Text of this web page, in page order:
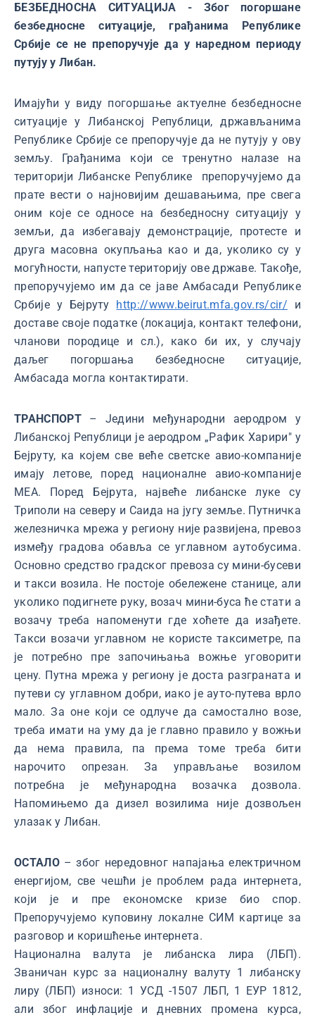
БЕЗБЕДНОСНА СИТУАЦИЈА - Због погоршане
безбедносне ситуације, грађанима Републике
Србије се не препоручује да у наредном периоду
путују у Либан.
Имајући у виду погоршање актуелне безбедносне
ситуације у Либанској Републици, држављанима
Републике Србије се препоручује да не путују у ову
земљу. Грађанима који се тренутно налазе на
територији Либанске Републике препоручујемо да
прате вести о најновијим дешавањима, пре свега
оним које се односе на безбедносну ситуацију у
земљи, да избегавају демонстрације, протесте и
друга масовна окупљања као и да, уколико су у
могућности, напусте територију ове државе. Такође,
препоручујемо им да се јаве Амбасади Републике
Србије у Бејруту http://www.beirut.mfa.gov.rs/cir/ и
доставе своје податке (локација, контакт телефони,
чланови породице и сл.), како би их, у случају
даљег погоршања безбедносне ситуације,
Амбасада могла контактирати.
ТРАНСПОРТ– Једини међународни аеродром у
Либанској Републици је аеродром „Рафик Харири" у
Бејруту, ка којем све веће светске авио-компаније
имају летове, поред националне авио-компаније
МЕА. Поред Бејрута, највеће либанске луке су
Триполи на северу и Саида на југу земље. Путничка
железничка мрежа у региону није развијена, превоз
између градова обавља се углавном аутобусима.
Основно средство градског превоза су мини-бусеви
и такси возила. Не постоје обележене станице, али
уколико подигнете руку, возач мини-буса ће стати а
возачу треба напоменути где хоћете да изађете.
Такси возачи углавном не користе таксиметре, па
је потребно пре започињања вожње уговорити
цену. Путна мрежа у региону је доста разграната и
путеви су углавном добри, иако је ауто-путева врло
мало. За оне који се одлуче да самостално возе,
треба имати на уму да је главно правило у вожњи
да нема правила, па према томе треба бити
нарочито опрезан. За управљање возилом
потребна је међународна возачка дозвола.
Напомињемо да дизел возилима није дозвољен
улазак у Либан.
ОСТАЛО– због нередовног напајања електричном
енергијом, све чешћи је проблем рада интернета,
који је и пре економске кризе био спор.
Препоручујемо куповину локалне СИМ картице за
разговор и коришћење интернета.
Национална валута је либанска лира (ЛБП).
Званичан курс за националну валуту 1 либанску
лиру (ЛБП) износи: 1 УСД -1507 ЛБП, 1 ЕУР 1812,
али због инфлације и дневних промена курса,